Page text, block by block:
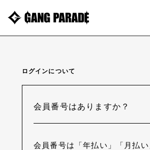
ログインについて
会員番号はありますか？
会員番号は「年払い」「月払